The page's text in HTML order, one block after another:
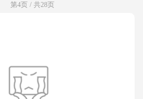
第4页 / 共28页